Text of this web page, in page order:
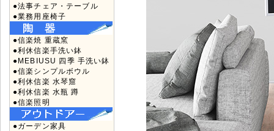
●法事チェア・テーブル
●業務用座椅子
●信楽焼 重蔵窯
●利休信楽手洗い鉢
●MEBIUSU 四季 手洗い鉢
●信楽シンプルボウル
●利休信楽 水琴窟
●利休信楽 水瓶 蹲
●信楽照明
●ガーデン家具